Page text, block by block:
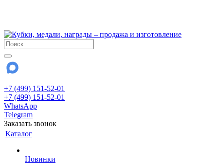
+7 (499) 151-52-01
+7 (499) 151-52-01
WhatsApp
Telegram
Заказать звонок
Каталог
Новинки